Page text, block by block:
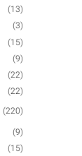
(13)
(3)
(15)
(9)
(22)
(22)
(220)
(9)
(15)